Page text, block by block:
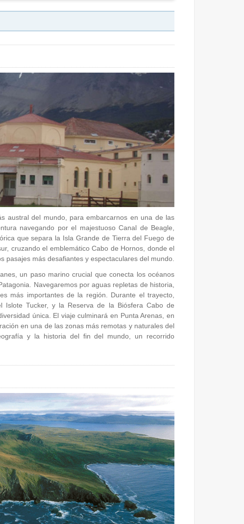
austral del mundo, para embarcarnos en una de las
navegando por el majestuoso Canal de Beagle,
que separa la Isla Grande de Tierra del Fuego de
cruzando el emblemático Cabo de Hornos, donde el
pasajes más desafiantes y espectaculares del mundo.
un paso marino crucial que conecta los océanos
Navegaremos por aguas repletas de historia,
más importantes de la región. Durante el trayecto,
Islote Tucker, y la Reserva de la Biósfera Cabo de
única. El viaje culminará en Punta Arenas, en
en una de las zonas más remotas y naturales del
y la historia del fin del mundo, un recorrido